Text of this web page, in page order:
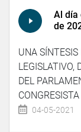
Al día
de
UNA
LEGISLATIVO,
DEL
04-05-2021